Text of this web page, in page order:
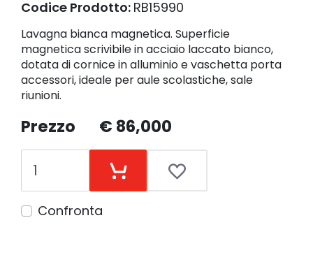
Codice Prodotto: RB15990
Lavagna bianca magnetica. Superficie
magnetica scrivibile in acciaio laccato bianco,
dotata di cornice in alluminio e vaschetta porta
accessori, ideale per aule scolastiche, sale
riunioni.
Prezzo € 86,000
Confronta